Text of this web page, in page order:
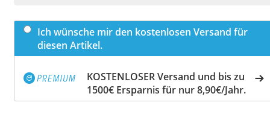
Ich wünsche mir den kostenlosen Versand für
diesen Artikel.
KOSTENLOSER Versand und bis zu
1500€ Ersparnis für nur 8,90€/Jahr.